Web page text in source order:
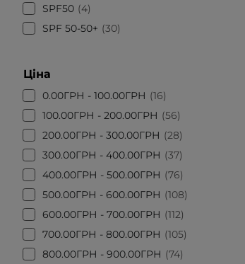
SPF50
4
SPF 50-50+
30
Ціна
0.00ГРН - 100.00ГРН
16
100.00ГРН - 200.00ГРН
56
200.00ГРН - 300.00ГРН
28
300.00ГРН - 400.00ГРН
37
400.00ГРН - 500.00ГРН
76
500.00ГРН - 600.00ГРН
108
600.00ГРН - 700.00ГРН
112
700.00ГРН - 800.00ГРН
105
800.00ГРН - 900.00ГРН
74